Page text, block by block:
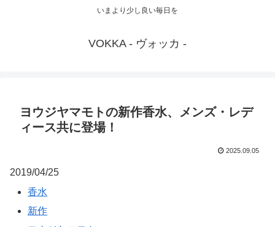
いまより少し良い毎日を
VOKKA - ヴォッカ -
ヨウジヤマモトの新作香水、メンズ・レデ
ィース共に登場！
2025.09.05
2019/04/25
香水
新作